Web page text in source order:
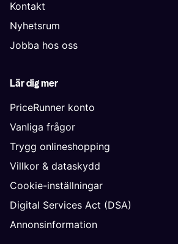
Kontakt
Nyhetsrum
Jobba hos oss
Lär dig mer
PriceRunner konto
Vanliga frågor
Trygg onlineshopping
Villkor & dataskydd
Cookie-inställningar
Digital Services Act (DSA)
Annonsinformation